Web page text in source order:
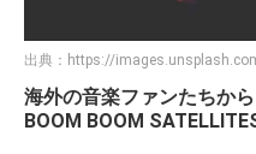
出典： https://
海外の音楽ファンたちか
BOOM BOOM